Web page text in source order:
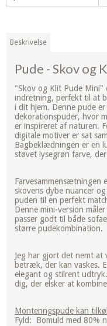
Beskrivelse
Pude - Skov og
"Skov og Klit Pude Mini"
indretning, perfekt til at
i dit hjem. Denne pude
dekorationspuder, hvor
er inspireret af naturen.
digitale motiver er sat
Bagbeklædningen er en
støvet lysegrøn farve,
Farvesammensætningen
skovens dybe nuancer
puden til en perfekt
Denne mini-version
passer godt til både
større pudekombination.
Jeg har gjort det nemt at
betræk, der kan vaskes.
elegant og stilrent
dig, der elsker at
Monteringspude kan
Fyld: Bomuld med 80%